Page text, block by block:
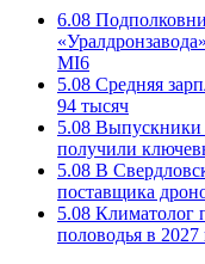
6.08
MI6
5.08 Средняя
94 тысяч
5.08 Выпускники
получили
5.08 В
поставщика
5.08 Климатолог
половодья в 2027